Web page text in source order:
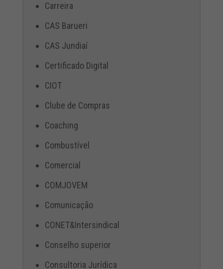
Carreira
CAS Barueri
CAS Jundiaí
Certificado Digital
CIOT
Clube de Compras
Coaching
Combustível
Comercial
COMJOVEM
Comunicação
CONET&Intersindical
Conselho superior
Consultoria Jurídica